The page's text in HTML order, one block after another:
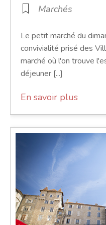
Marchés
Le petit marché du
convivialité prisé des
marché où l'on trouve
déjeuner [...]
En savoir plus